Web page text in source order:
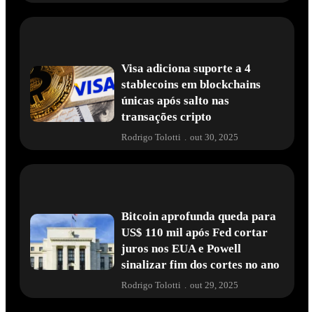
Visa adiciona suporte a 4
stablecoins em blockchains
únicas após salto nas
transações cripto
Rodrigo Tolotti . out 30, 2025
Bitcoin aprofunda queda para
US$ 110 mil após Fed cortar
juros nos EUA e Powell
sinalizar fim dos cortes no ano
Rodrigo Tolotti . out 29, 2025